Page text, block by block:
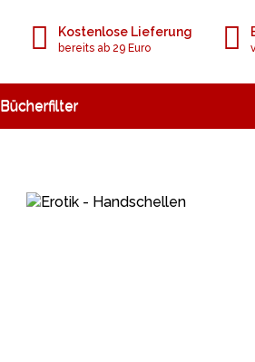
Kostenlose Lieferung
bereits ab 29 Euro
Bücherfilter